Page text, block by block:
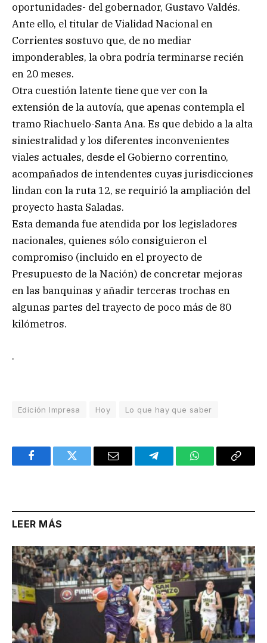
oportunidades- del gobernador, Gustavo Valdés.
Ante ello, el titular de Vialidad Nacional en
Corrientes sostuvo que, de no mediar
imponderables, la obra podría terminarse recién
en 20 meses.
Otra cuestión latente tiene que ver con la
extensión de la autovía, que apenas contempla el
tramo Riachuelo-Santa Ana. Es que debido a la alta
siniestralidad y los diferentes inconvenientes
viales actuales, desde el Gobierno correntino,
acompañados de intendentes cuyas jurisdicciones
lindan con la ruta 12, se requirió la ampliación del
proyecto hasta Saladas.
Esta demanda fue atendida por los legisladores
nacionales, quienes sólo consiguieron el
compromiso (incluido en el proyecto de
Presupuesto de la Nación) de concretar mejoras
en las banquinas y añadir terceras trochas en
algunas partes del trayecto de poco más de 80
kilómetros.
.
Edición Impresa Hoy Lo que hay que saber
FacebookTwitter Email TelegramWhatsAppCopy
LEER MÁS